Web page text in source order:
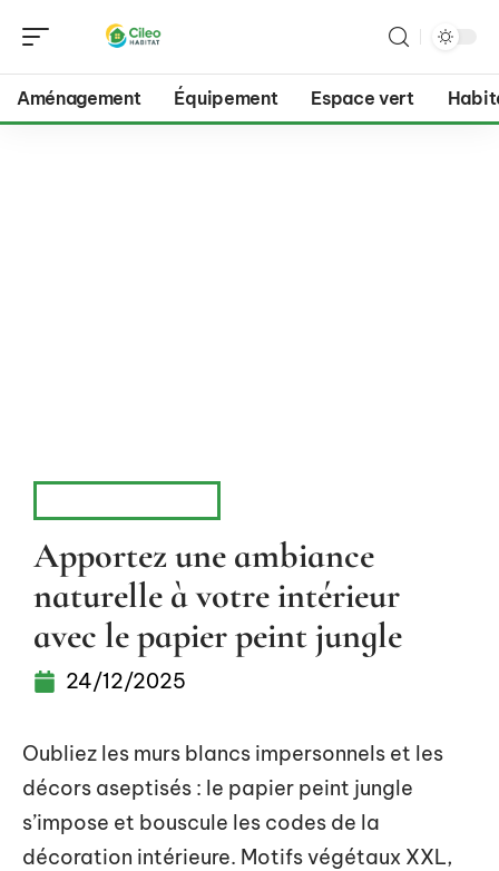
Aménagement Équipement Espace vert
Apportez une ambiance
naturelle à votre intérieur
avec le papier peint jungle
24/12/2025
Oubliez les murs blancs impersonnels et les
décors aseptisés : le papier peint jungle
s’impose et bouscule les codes de la
décoration intérieure. Motifs végétaux XXL,